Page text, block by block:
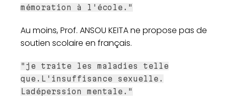
mémoration à l'école."
Au moins, Prof. ANSOU KEITA ne propose pas de
soutien scolaire en français.
"je traite les maladies telle
que.L'insuffisance sexuelle.
Ladéperssion mentale."